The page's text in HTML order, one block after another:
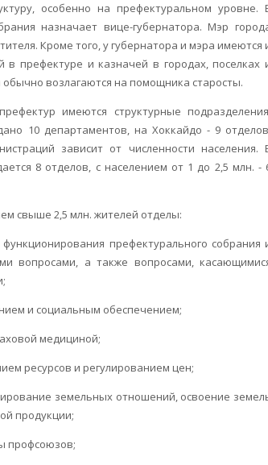
особенно на префектуральном уровне.
назначает вице-губернатора. Мэр
Кроме того, у губернатора и мэра имеются
префектуре и казначей в городах, поселках
возлагаются на помощника старосты.
имеются структурные
10 департаментов, на Хоккайдо - 9
зависит от численности населения.
8 отделов, с населением от 1 до 2,5 млн. -
свыше 2,5 млн. жителей отделы:
префектурального собрания
вопросами, а также вопросами,
и социальным обеспечением;
медициной;
ресурсов и регулированием цен;
земельных отношений, освоение
продукции;
профсоюзов;